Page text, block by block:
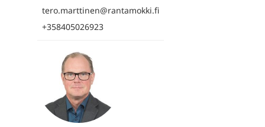
tero.marttinen@rantamokki.fi
+358405026923